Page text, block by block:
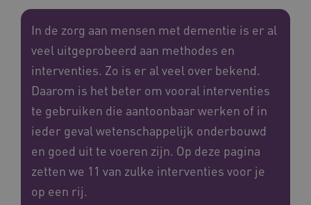
In de zorg aan mensen met dementie is er al
veel uitgeprobeerd aan methodes en
interventies. Zo is er al veel over bekend.
Daarom is het beter om vooral interventies
te gebruiken die aantoonbaar werken of in
ieder geval wetenschappelijk onderbouwd
en goed uit te voeren zijn. Op deze pagina
zetten we 11 van zulke interventies voor je
op een rij.